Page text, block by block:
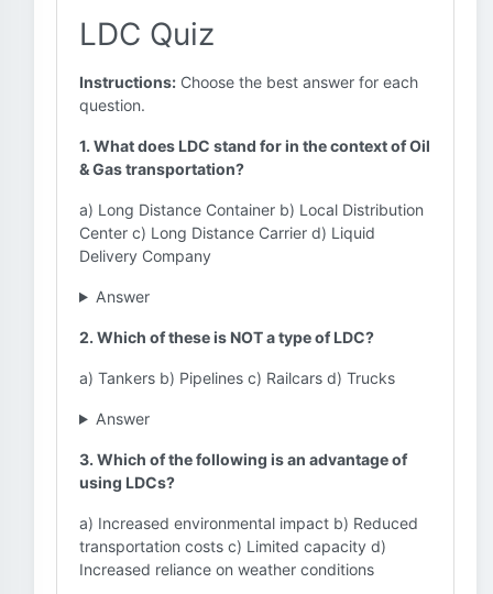
LDC Quiz
Instructions: Choose the best answer for each
question.
1. What does LDC stand for in the context of Oil
& Gas transportation?
a) Long Distance Container b) Local Distribution
Center c) Long Distance Carrier d) Liquid
Delivery Company
Answer
2. Which of these is NOT a type of LDC?
a) Tankers b) Pipelines c) Railcars d) Trucks
Answer
3. Which of the following is an advantage of
using LDCs?
a) Increased environmental impact b) Reduced
transportation costs c) Limited capacity d)
Increased reliance on weather conditions